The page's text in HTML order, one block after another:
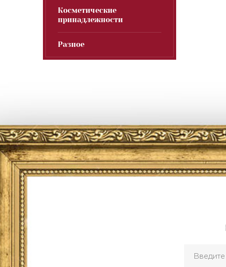
Косметические
принадлежности
Разное